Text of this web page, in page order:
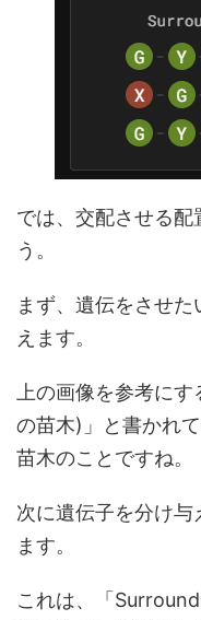
では、交配させる配
う。
まず、遺伝をさせ
えます。
上の画像を参考に
の苗木)」と書かれ
苗木のことですね。
次に遺伝子を分け与
ます。
これは、「